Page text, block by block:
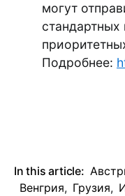
могут
стандартных
Подробнее:
In this article:
Венгрия, Грузия,